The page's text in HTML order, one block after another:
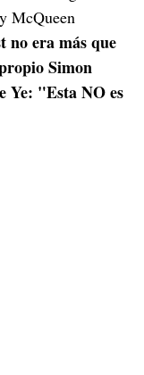
McQueen
no era más que
Simon
Ye: "Esta NO es